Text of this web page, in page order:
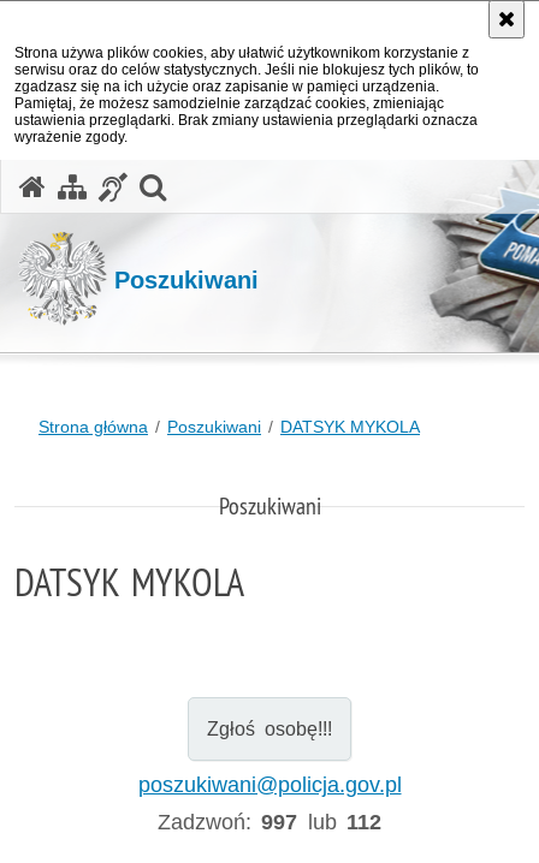
Strona używa plików cookies, aby ułatwić użytkownikom korzystanie z
serwisu oraz do celów statystycznych. Jeśli nie blokujesz tych plików, to
zgadzasz się na ich użycie oraz zapisanie w pamięci urządzenia.
Pamiętaj, że możesz samodzielnie zarządzać cookies, zmieniając
ustawienia przeglądarki. Brak zmiany ustawienia przeglądarki oznacza
wyrażenie zgody.
Poszukiwani
Strona główna Poszukiwani DATSYK MYKOLA
Poszukiwani
DATSYK MYKOLA
Zgłoś osobę!!!
poszukiwani@policja.gov.pl
Zadzwoń:997 lub 112